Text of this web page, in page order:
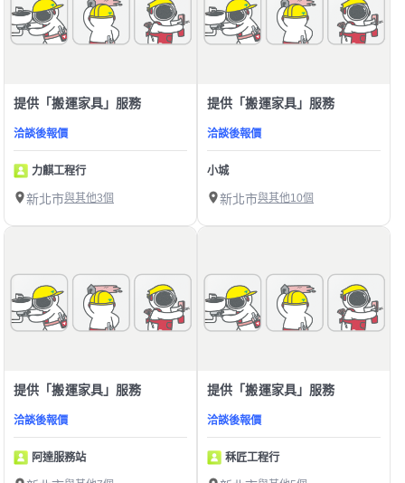
提供「搬運家具」服務
洽談後報價
力麒工程行
新北市與其他3個
提供「搬運家具」服務
洽談後報價
小城
新北市與其他10個
提供「搬運家具」服務
洽談後報價
阿達服務站
提供「搬運家具」服務
洽談後報價
秝匠工程行